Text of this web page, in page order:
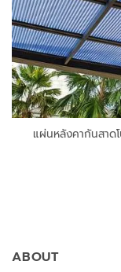
แผ่นหลังคากันสาด
ABOUT